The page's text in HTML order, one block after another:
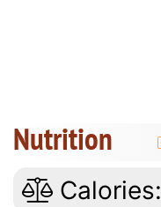
Nutrition
Calories: